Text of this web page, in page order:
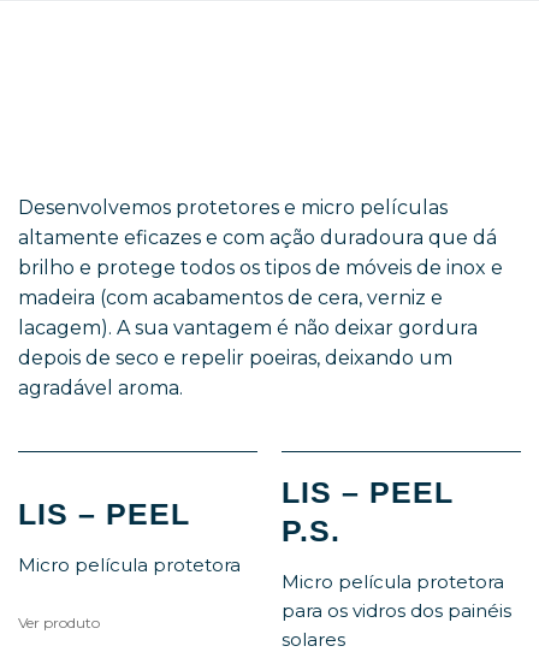
Desenvolvemos protetores e micro películas
altamente eficazes e com ação duradoura que dá
brilho e protege todos os tipos de móveis de inox e
madeira (com acabamentos de cera, verniz e
lacagem). A sua vantagem é não deixar gordura
depois de seco e repelir poeiras, deixando um
agradável aroma.
LIS – PEEL
Micro película protetora
Ver produto
LIS – PEEL
P.S.
Micro película protetora
para os vidros dos painéis
solares